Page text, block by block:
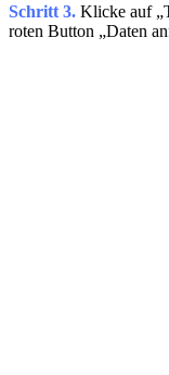
Schritt 3. Klicke auf
roten Button „Daten